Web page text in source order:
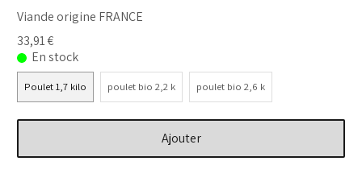
Viande origine FRANCE
33,91 €
En stock
Poulet 1,7 kilo poulet bio 2,2 k poulet bio 2,6 k
Ajouter